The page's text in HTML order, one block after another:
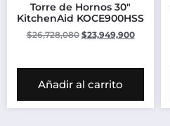
Torre de Hornos 30″
KitchenAid KOCE900HSS
$26,728,080 $23,949,900
Añadir al carrito